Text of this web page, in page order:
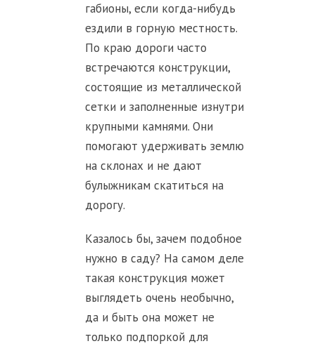
габионы, если когда-нибудь
ездили в горную местность.
По краю дороги часто
встречаются конструкции,
состоящие из металлической
сетки и заполненные изнутри
крупными камнями. Они
помогают удерживать землю
на склонах и не дают
булыжникам скатиться на
дорогу.
Казалось бы, зачем подобное
нужно в саду? На самом деле
такая конструкция может
выглядеть очень необычно,
да и быть она может не
только подпоркой для